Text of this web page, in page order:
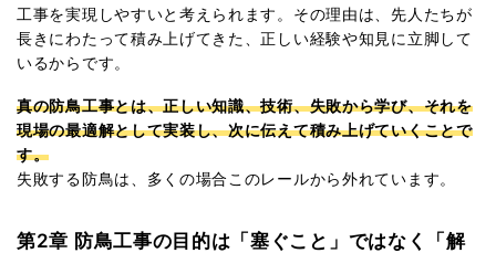
工事を実現しやすいと考えられます。その理由は、先人たちが
長きにわたって積み上げてきた、正しい経験や知見に立脚して
いるからです。
真の防鳥工事とは、正しい知識、技術、失敗から学び、それを
現場の最適解として実装し、次に伝えて積み上げていくことで
す。
失敗する防鳥は、多くの場合このレールから外れています。
第2章 防鳥工事の目的は「塞ぐこと」ではなく「解